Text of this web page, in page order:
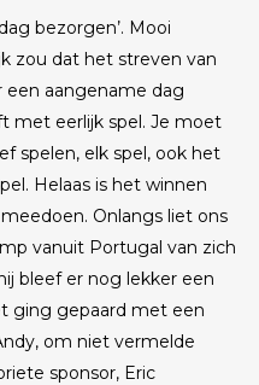
bezorgen’. Mooi
zou dat het streven van
een aangename dag
met eerlijk spel. Je moet
spelen, elk spel, ook het
Helaas is het winnen
Onlangs liet ons
vanuit Portugal van zich
bleef er nog lekker een
ging gepaard met een
om niet vermelde
sponsor, Eric